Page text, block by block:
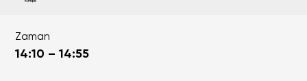
Zaman
14:10 – 14:55